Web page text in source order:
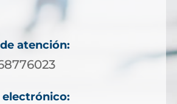
atención:
electrónico: